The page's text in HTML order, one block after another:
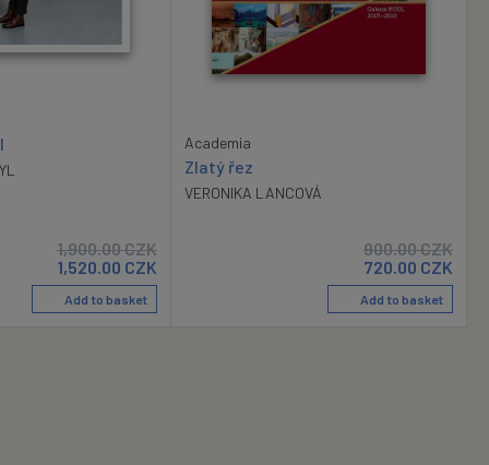
1,900.00CZK
1,520.00 CZK
Add to basket
Academia
Zlatý řez
VERONIKA LANCOVÁ
900.00CZK
720.00 CZK
Add to basket